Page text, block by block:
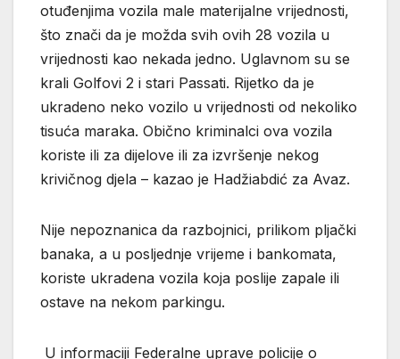
otuđenjima vozila male materijalne vrijednosti,
što znači da je možda svih ovih 28 vozila u
vrijednosti kao nekada jedno. Uglavnom su se
krali Golfovi 2 i stari Passati. Rijetko da je
ukradeno neko vozilo u vrijednosti od nekoliko
tisuća maraka. Obično kriminalci ova vozila
koriste ili za dijelove ili za izvršenje nekog
krivičnog djela – kazao je Hadžiabdić za Avaz.
Nije nepoznanica da razbojnici, prilikom pljački
banaka, a u posljednje vrijeme i bankomata,
koriste ukradena vozila koja poslije zapale ili
ostave na nekom parkingu.
U informaciji Federalne uprave policije o